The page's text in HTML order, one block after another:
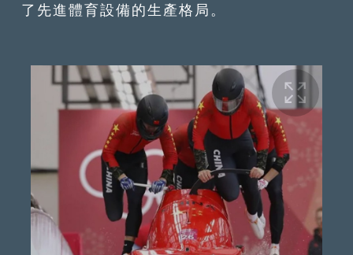
了先進體育設備的生產格局。